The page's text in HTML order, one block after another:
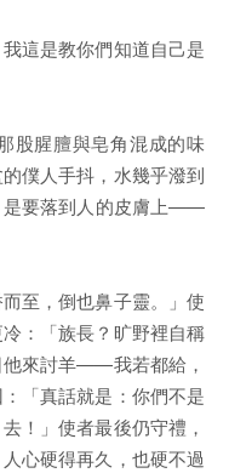
這是教你們知道自己是
股腥膻與皂角混成的味
僕人手抖，水幾乎潑到
是要落到人的皮膚上——
至，倒也鼻子靈。」使
：「族長？旷野裡自稱
他來討羊——我若都給，
「真話就是：你們不是
！」使者最後仍守禮，
心硬得再久，也硬不過